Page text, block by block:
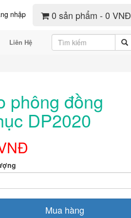
nhập 0 sản phẩm - 0 VNĐ
Liên Hệ
phông đồng
DP2020
Mua hàng